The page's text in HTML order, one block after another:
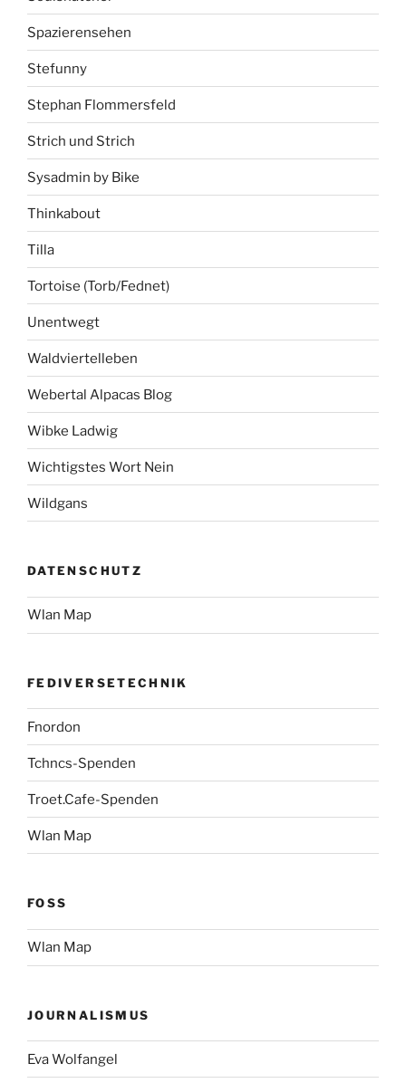
Spazierensehen
Stefunny
Stephan Flommersfeld
Strich und Strich
Sysadmin by Bike
Thinkabout
Tilla
Tortoise (Torb/Fednet)
Unentwegt
Waldviertelleben
Webertal Alpacas Blog
Wibke Ladwig
Wichtigstes Wort Nein
Wildgans
DATENSCHUTZ
Wlan Map
FEDIVERSETECHNIK
Fnordon
Tchncs-Spenden
Troet.Cafe-Spenden
Wlan Map
FOSS
Wlan Map
JOURNALISMUS
Eva Wolfangel